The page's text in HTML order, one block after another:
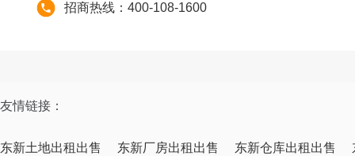
招商热线：400-108-1600
友情链接：
东新土地出租出售 东新厂房出租出售 东新仓库出租出售